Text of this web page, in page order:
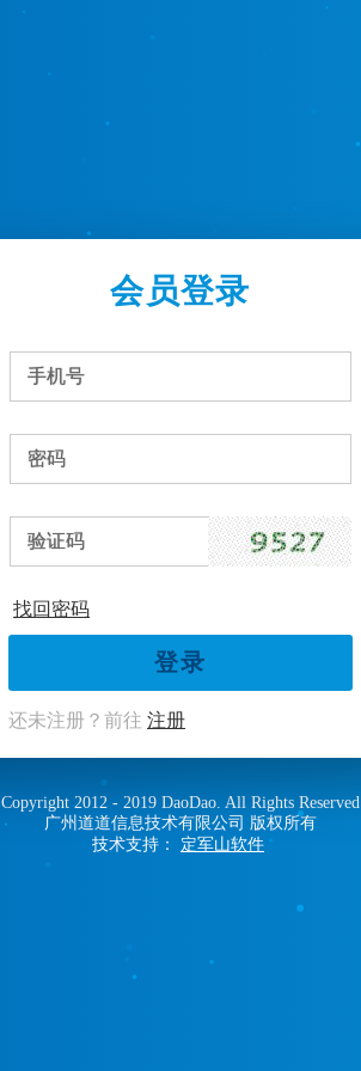
会员登录
手机号
密码
验证码
找回密码
登录
登录
登录
还未注册？前往 注册
Copyright 2012 - 2019 DaoDao. All Rights Reserved
广州道道信息技术有限公司 版权所有
技术支持：
定军山软件